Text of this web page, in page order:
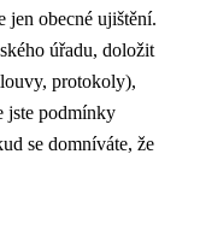
jen obecné ujištění.
úřadu, doložit
protokoly),
jste podmínky
se domníváte, že